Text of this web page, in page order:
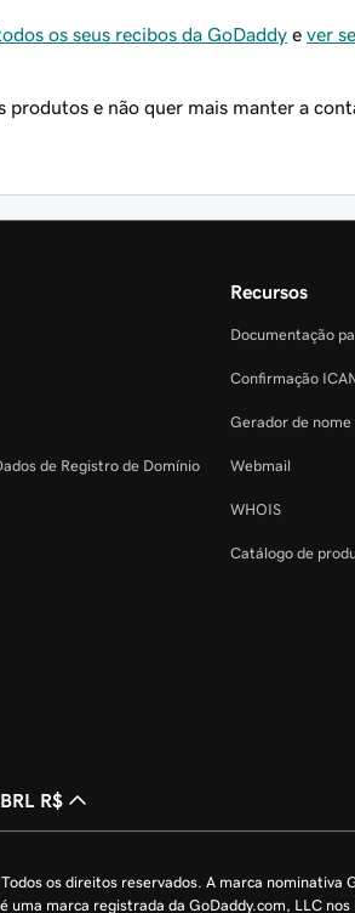
os seus recibos da GoDaddy e ver
produtos e não quer mais manter a
de Registro de Domínio
Recursos
Documentação
Confirmação
Gerador de
Webmail
WHOIS
Catálogo de
BRL R$
os direitos reservados. A marca nominativa
uma marca registrada da GoDaddy.com, LLC nos